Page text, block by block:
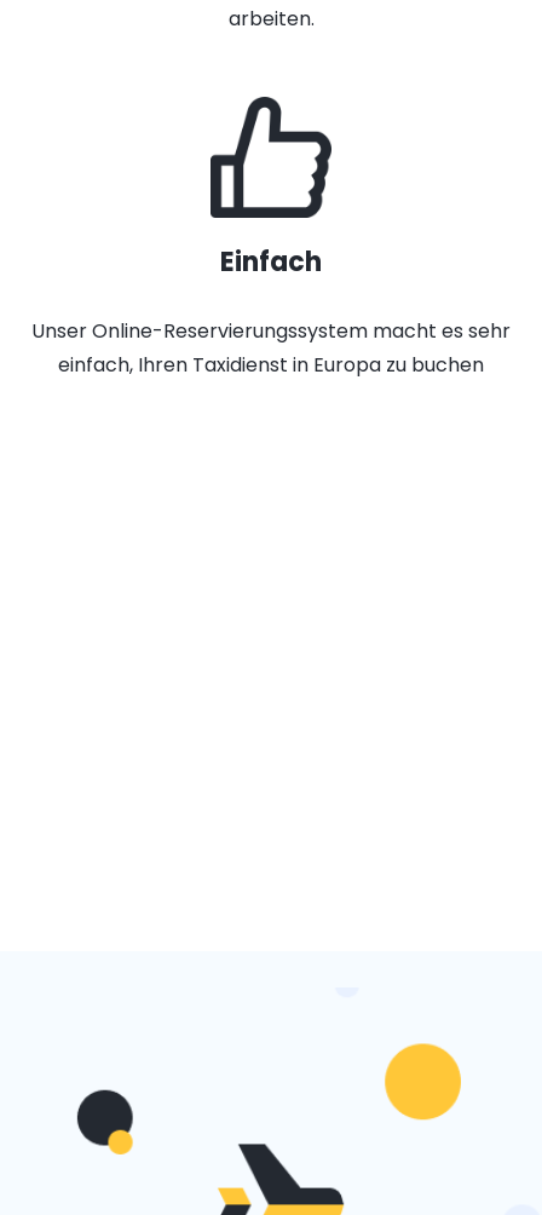
arbeiten.
Einfach
Unser Online-Reservierungssystem macht es sehr
einfach, Ihren Taxidienst in Europa zu buchen